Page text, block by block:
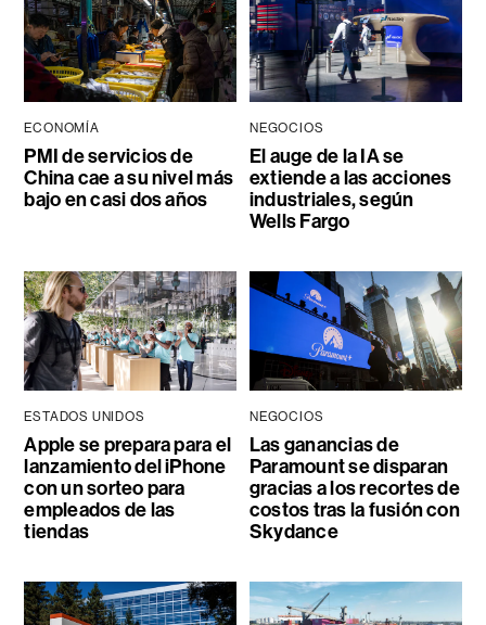
ECONOMÍA
PMI de servicios de
China cae a su nivel más
bajo en casi dos años
NEGOCIOS
El auge de la IA se
extiende a las acciones
industriales, según
Wells Fargo
ESTADOS UNIDOS
Apple se prepara para el
lanzamiento del iPhone
con un sorteo para
empleados de las
tiendas
NEGOCIOS
Las ganancias de
Paramount se disparan
gracias a los recortes de
costos tras la fusión con
Skydance